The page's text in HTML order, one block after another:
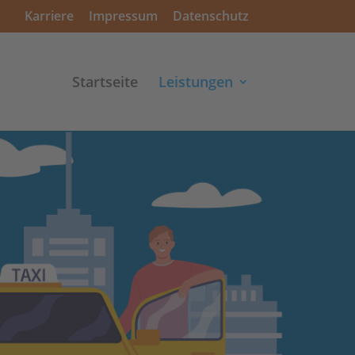
Karriere Impressum Datenschutz
Startseite Leistungen